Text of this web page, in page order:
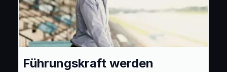
Führungskraft werden